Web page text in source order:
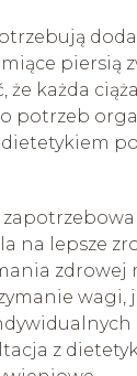
piersią
każda
potrzeb
na lepsze
zdrowej
z